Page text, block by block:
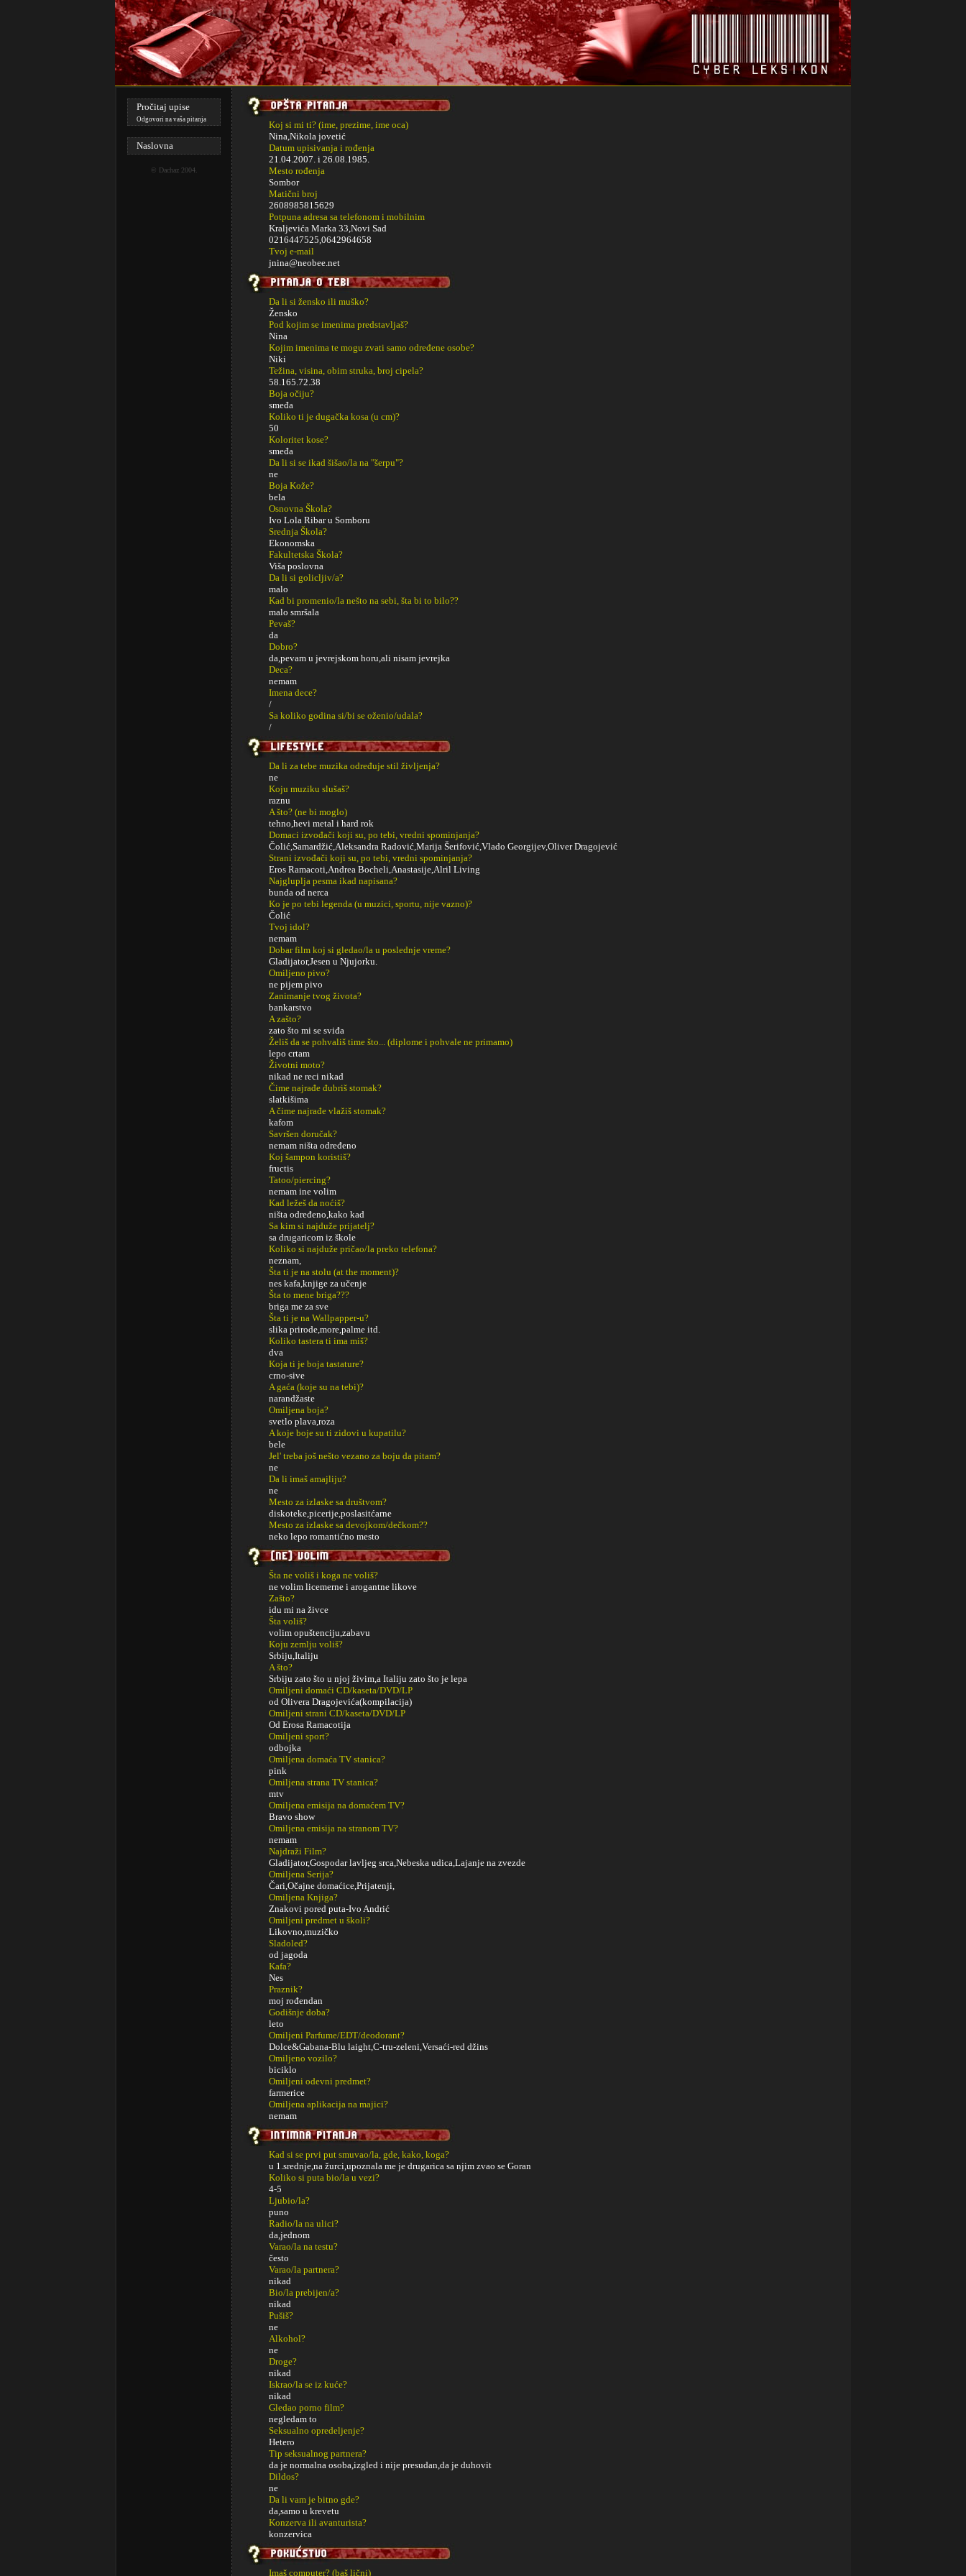
Pročitaj upise
Odgovori na vaša pitanja
Naslovna
© Dachaz2004.
Koj si mi ti? (ime, prezime, ime oca)
Nina,Nikola jovetić
Datum upisivanja i rođenja
21.04.2007. i 26.08.1985.
Mesto rođenja
Sombor
Matični broj
2608985815629
Potpuna adresa sa telefonom i mobilnim
Kraljevića Marka 33,Novi Sad
0216447525,0642964658
Tvoj e-mail
jnina@neobee.net
Da li si žensko ili muško?
Žensko
Pod kojim se imenima predstavljaš?
Nina
Kojim imenima te mogu zvati samo određene osobe?
Niki
Težina, visina, obim struka, broj cipela?
58.165.72.38
Boja očiju?
smeđa
Koliko ti je dugačka kosa (u cm)?
50
Koloritet kose?
smeđa
Da li si se ikad šišao/la na "šerpu"?
ne
Boja Kože?
bela
Osnovna Škola?
Ivo Lola Ribar u Somboru
Srednja Škola?
Ekonomska
Fakultetska Škola?
Viša poslovna
Da li si golicljiv/a?
malo
Kad bi promenio/la nešto na sebi, šta bi to bilo??
malo smršala
Pevaš?
da
Dobro?
da,pevam u jevrejskom horu,ali nisam jevrejka
Deca?
nemam
Imena dece?
/
Sa koliko godina si/bi se oženio/udala?
/
Da li za tebe muzika određuje stil življenja?
ne
Koju muziku slušaš?
raznu
A što? (ne bi moglo)
tehno,hevi metal i hard rok
Domaci izvođači koji su, po tebi, vredni spominjanja?
Čolić,Samardžić,Aleksandra Radović,Marija Šerifović,Vlado Georgijev,Oliver Dragojević
Strani izvođači koji su, po tebi, vredni spominjanja?
Eros Ramacoti,Andrea Bocheli,Anastasije,Alril Living
Najgluplja pesma ikad napisana?
bunda od nerca
Ko je po tebi legenda (u muzici, sportu, nije vazno)?
Čolić
Tvoj idol?
nemam
Dobar film koj si gledao/la u poslednje vreme?
Gladijator,Jesen u Njujorku.
Omiljeno pivo?
ne pijem pivo
Zanimanje tvog života?
bankarstvo
A zašto?
zato što mi se sviđa
Želiš da se pohvališ time što... (diplome i pohvale ne primamo)
lepo crtam
Životni moto?
nikad ne reci nikad
Čime najrađe đubriš stomak?
slatkišima
A čime najrađe vlažiš stomak?
kafom
Savršen doručak?
nemam ništa određeno
Koj šampon koristiš?
fructis
Tatoo/piercing?
nemam ine volim
Kad ležeš da noćiš?
ništa određeno,kako kad
Sa kim si najduže prijatelj?
sa drugaricom iz škole
Koliko si najduže pričao/la preko telefona?
neznam,
Šta ti je na stolu (at the moment)?
nes kafa,knjige za učenje
Šta to mene briga???
briga me za sve
Šta ti je na Wallpapper-u?
slika prirode,more,palme itd.
Koliko tastera ti ima miš?
dva
Koja ti je boja tastature?
crno-sive
A gaća (koje su na tebi)?
narandžaste
Omiljena boja?
svetlo plava,roza
A koje boje su ti zidovi u kupatilu?
bele
Jel' treba još nešto vezano za boju da pitam?
ne
Da li imaš amajliju?
ne
Mesto za izlaske sa društvom?
diskoteke,picerije,poslasitćarne
Mesto za izlaske sa devojkom/dečkom??
neko lepo romantićno mesto
Šta ne voliš i koga ne voliš?
ne volim licemerne i arogantne likove
Zašto?
idu mi na živce
Šta voliš?
volim opuštenciju,zabavu
Koju zemlju voliš?
Srbiju,Italiju
A što?
Srbiju zato što u njoj živim,a Italiju zato što je lepa
Omiljeni domaći CD/kaseta/DVD/LP
od Olivera Dragojevića(kompilacija)
Omiljeni strani CD/kaseta/DVD/LP
Od Erosa Ramacotija
Omiljeni sport?
odbojka
Omiljena domaća TV stanica?
pink
Omiljena strana TV stanica?
mtv
Omiljena emisija na domaćem TV?
Bravo show
Omiljena emisija na stranom TV?
nemam
Najdraži Film?
Gladijator,Gospodar lavljeg srca,Nebeska udica,Lajanje na zvezde
Omiljena Serija?
Čari,Očajne domaćice,Prijatenji,
Omiljena Knjiga?
Znakovi pored puta-Ivo Andrić
Omiljeni predmet u školi?
Likovno,muzičko
Sladoled?
od jagoda
Kafa?
Nes
Praznik?
moj rođendan
Godišnje doba?
leto
Omiljeni Parfume/EDT/deodorant?
Dolce&Gabana-Blu laight,C-tru-zeleni,Versaći-red džins
Omiljeno vozilo?
biciklo
Omiljeni odevni predmet?
farmerice
Omiljena aplikacija na majici?
nemam
Kad si se prvi put smuvao/la, gde, kako, koga?
u 1.srednje,na žurci,upoznala me je drugarica sa njim zvao se Goran
Koliko si puta bio/la u vezi?
4-5
Ljubio/la?
puno
Radio/la na ulici?
da,jednom
Varao/la na testu?
često
Varao/la partnera?
nikad
Bio/la prebijen/a?
nikad
Pušiš?
ne
Alkohol?
ne
Droge?
nikad
Iskrao/la se iz kuće?
nikad
Gledao porno film?
negledam to
Seksualno opredeljenje?
Hetero
Tip seksualnog partnera?
da je normalna osoba,izgled i nije presudan,da je duhovit
Dildos?
ne
Da li vam je bitno gde?
da,samo u krevetu
Konzerva ili avanturista?
konzervica
Imaš computer? (baš lični)